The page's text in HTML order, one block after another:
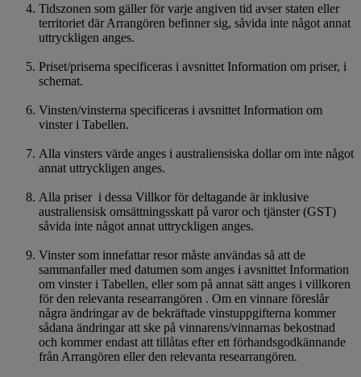
Tidszonen som gäller för varje angiven tid avser staten eller
territoriet där Arrangören befinner sig, såvida inte något annat
uttryckligen anges.
Priset/priserna specificeras i avsnittet Information om priser, i
schemat.
Vinsten/vinsterna specificeras i avsnittet Information om
vinster i Tabellen.
Alla vinsters värde anges i australiensiska dollar om inte något
annat uttryckligen anges.
Alla priser i dessa Villkor för deltagande är inklusive
australiensisk omsättningsskatt på varor och tjänster (GST)
såvida inte något annat uttryckligen anges.
Vinster som innefattar resor måste användas så att de
sammanfaller med datumen som anges i avsnittet Information
om vinster i Tabellen, eller som på annat sätt anges i villkoren
för den relevanta researrangören . Om en vinnare föreslår
några ändringar av de bekräftade vinstuppgifterna kommer
sådana ändringar att ske på vinnarens/vinnarnas bekostnad
och kommer endast att tillåtas efter ett förhandsgodkännande
från Arrangören eller den relevanta researrangören.